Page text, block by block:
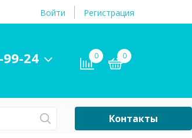
Войти Регистрация
99-24 0 0
Контакты